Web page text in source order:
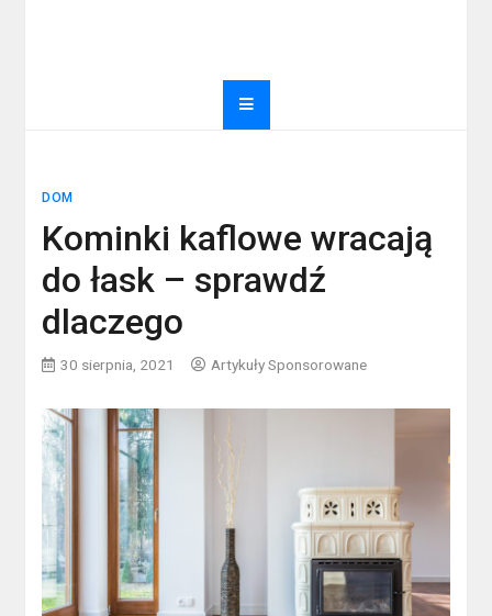
DOM
Kominki kaflowe wracają
do łask – sprawdź
dlaczego
30 sierpnia, 2021 Artykuły Sponsorowane